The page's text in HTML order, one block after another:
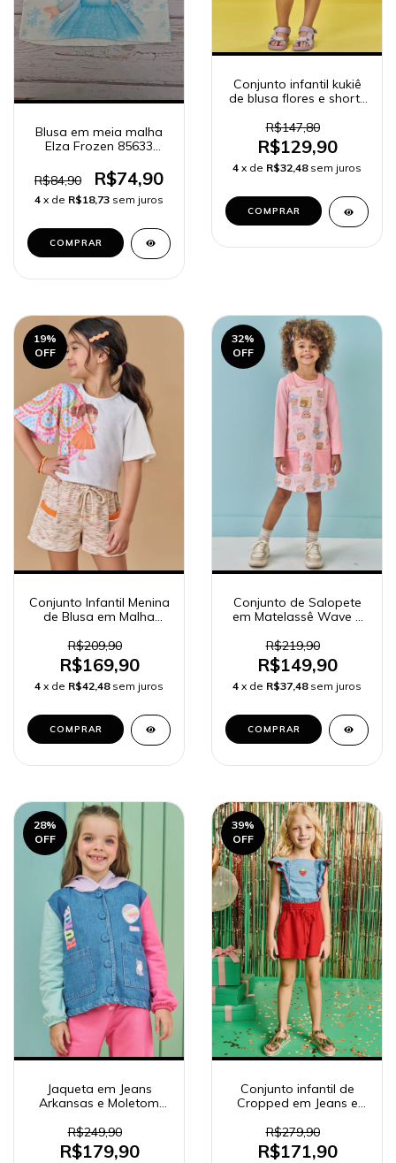
Blusa em meia malha
Elza Frozen 85633
R$84,90
R$74,90
4 x de R$18,73 sem juros
COMPRAR
Conjunto infantil kukiê
de blusa flores e shorts
R$147,80
R$129,90
4 x de R$32,48 sem juros
COMPRAR
19%
OFF
Conjunto Infantil Menina
de Blusa em Malha
Moletinho Rajado Kukiê
81779
R$209,90
R$169,90
4 x de R$42,48 sem juros
COMPRAR
32%
OFF
Conjunto de Salopete
em Matelassê Wave e
Kukiê Infantil Menina
79202
R$219,90
R$149,90
4 x de R$37,48 sem juros
COMPRAR
28%
OFF
Jaqueta em Jeans
Arkansas e Moletom
Infantil Menina 80707
R$249,90
R$179,90
39%
OFF
Conjunto infantil de
Cropped em Jeans e
R$279,90
R$171,90